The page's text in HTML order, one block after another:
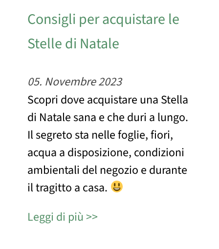
Consigli per acquistare le
Stelle di Natale
05. Novembre 2023
Scopri dove acquistare una Stella
di Natale sana e che duri a lungo.
Il segreto sta nelle foglie, fiori,
acqua a disposizione, condizioni
ambientali del negozio e durante
il tragitto a casa.
Leggi di più